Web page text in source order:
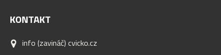
KONTAKT
info (zavináč) cvicko.cz